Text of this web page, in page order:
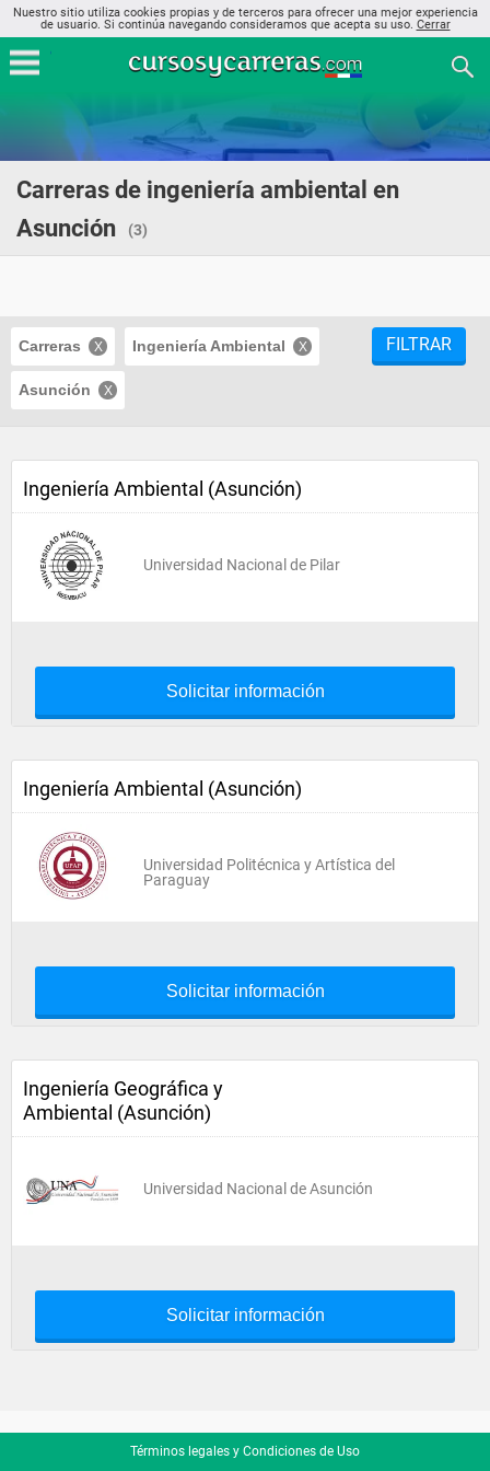
Nuestro sitio utiliza cookies propias y de terceros para ofrecer una mejor experiencia
de usuario. Si continúa navegando consideramos que acepta su uso. Cerrar
Carreras de ingeniería ambiental en
Asunción
(3)
Carreras Ingeniería Ambiental
Asunción
FILTRAR
Ingeniería Ambiental (Asunción)
Universidad Nacional de Pilar
Solicitar información
Ingeniería Ambiental (Asunción)
Universidad Politécnica y Artística del
Paraguay
Solicitar información
Ingeniería Geográfica y
Ambiental (Asunción)
Universidad Nacional de Asunción
Solicitar información
Términos legales y Condiciones de Uso